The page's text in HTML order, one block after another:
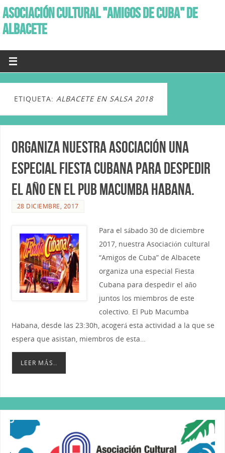
ASOCIACIÓN CULTURAL "AMIGOS DE CUBA" DE
ALBACETE
ETIQUETA: ALBACETE EN SALSA 2018
Organiza nuestra asociación una
especial Fiesta Cubana para despedir
el año en el Pub Macumba Habana.
28 DICIEMBRE, 2017
Para el sábado 30 de diciembre
2017, nuestra Asociación cultural
“Amigos de Cuba” de Albacete
organiza una especial Fiesta
Cubana para despedir el año
juntos los miembros de este
colectivo. El Pub Macumba
Habana, desde las 23:30h, acogerá esta actividad a la que se
espera que asistan, miembros de esta…
LEER MÁS..